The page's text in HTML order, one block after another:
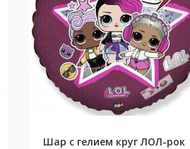
Шар с гелием круг ЛОЛ-рок